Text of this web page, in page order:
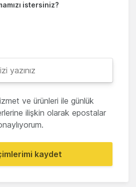
istersiniz?
ve ürünleri ile günlük
ilişkin olarak epostalar
kaydet